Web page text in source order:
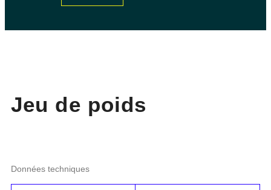
Jeu de poids
Données techniques